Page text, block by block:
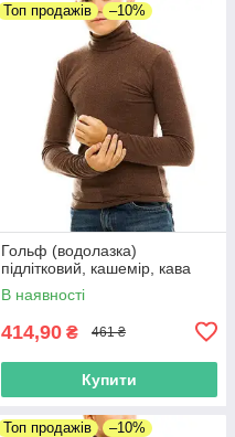
Топ продажів –10%
Гольф (водолазка)
підлітковий, кашемір, кава
В наявності
414,90 ₴ 461 ₴
Купити
Топ продажів –10%